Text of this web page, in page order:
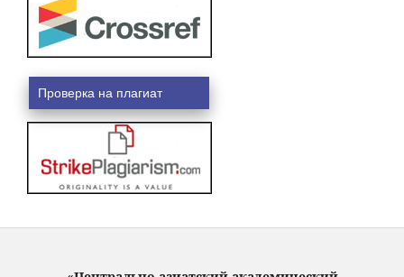
Проверка на плагиат